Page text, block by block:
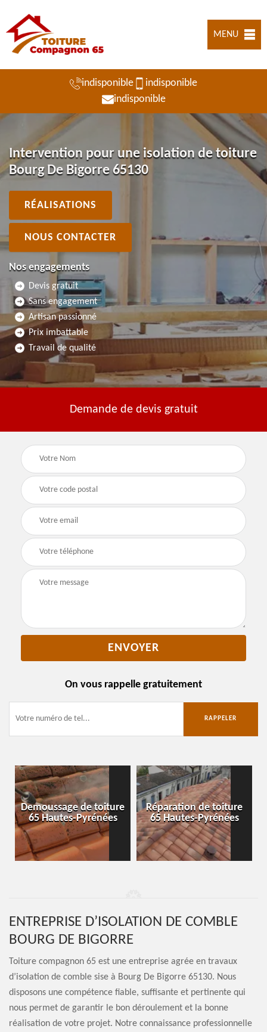
MENU
indisponible
indisponible
indisponible
Intervention pour une isolation de toiture
Bourg De Bigorre 65130
RÉALISATIONS
NOUS CONTACTER
Nos engagements
Devis gratuit
Sans engagement
Artisan passionné
Prix imbattable
Travail de qualité
Demande de devis gratuit
On vous rappelle gratuitement
Demoussage de toiture
65 Hautes-Pyrénées
Réparation de toiture
65 Hautes-Pyrénées
ENTREPRISE D’ISOLATION DE COMBLE
BOURG DE BIGORRE
Toiture compagnon 65 est une entreprise agrée en travaux
d’isolation de comble sise à Bourg De Bigorre 65130. Nous
disposons une compétence fiable, suffisante et pertinente qui
nous permet de garantir le bon déroulement et la bonne
réalisation de votre projet. Notre connaissance professionnelle